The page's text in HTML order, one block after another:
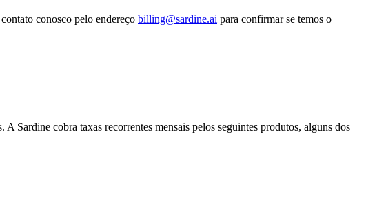
conosco pelo endereço billing@sardine.ai para confirmar se temos o
Sardine cobra taxas recorrentes mensais pelos seguintes produtos, alguns dos